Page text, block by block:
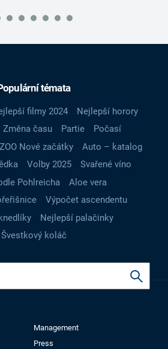
témata
filmy 2024
Nejlepší horory
Změna času Partie
Počasí
ZOO Nové začátky
Auto – katalog
Volby 2025
Svařené víno
Pohlreicha
Aloe vera
Výpočet ascendentu
Nejlepší palačinky
Švestkový koláč
Management
Press